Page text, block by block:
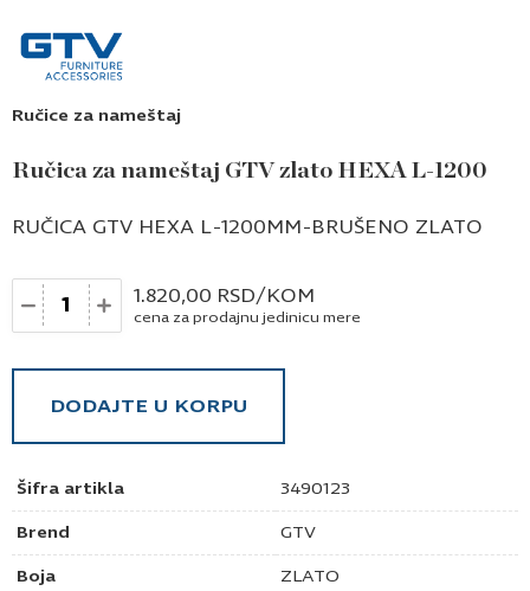
Ručice za nameštaj
Ručica za nameštaj GTV zlato HEXA L-1200
Šifra artikla 3490123
Brend GTV
Boja ZLATO
RUČICA GTV HEXA L-1200MM-BRUŠENO ZLATO
Količina 1.820,00 RSD/KOM
cena za prodajnu jedinicu mere
DODAJTE U KORPU